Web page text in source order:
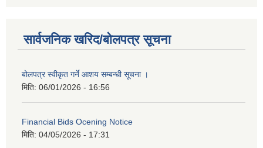
सार्वजनिक खरिद/बोलपत्र सूचना
बोलपत्र स्वीकृत गर्ने आशय सम्बन्धी सूचना ।
मिति: 06/01/2026 - 16:56
Financial Bids Ocening Notice
मिति: 04/05/2026 - 17:31